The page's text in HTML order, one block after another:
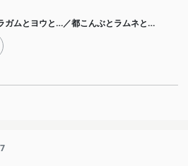
ガムとヨウと…／都こんぶとラムネと…